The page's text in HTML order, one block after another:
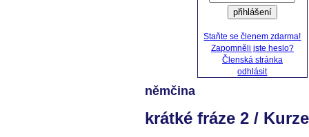
přihlášení
Staňte se členem zdarma!
Zapomněli jste heslo?
Členská stránka
odhlásit
němčina
krátké fráze 2 /